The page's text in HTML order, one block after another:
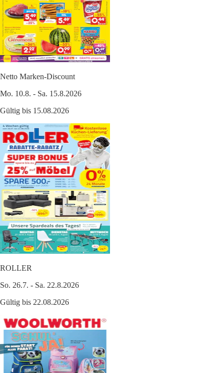
Netto Marken-Discount
Mo. 10.8. - Sa. 15.8.2026
Gültig bis 15.08.2026
ROLLER
So. 26.7. - Sa. 22.8.2026
Gültig bis 22.08.2026